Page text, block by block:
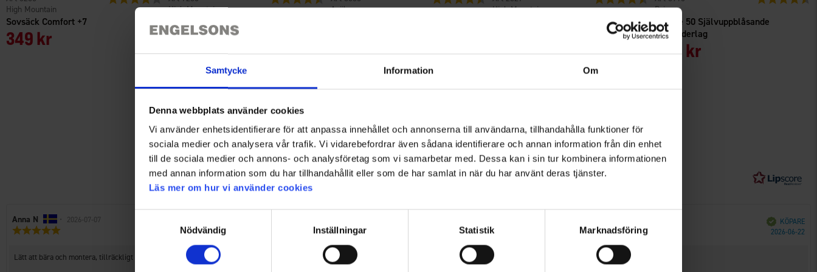
Samtycke Information Om
Denna webbplats använder cookies
Vi använder enhetsidentifierare för att anpassa innehållet och annonserna till användarna, tillhandahålla funktioner för
sociala medier och analysera vår trafik. Vi vidarebefordrar även sådana identifierare och annan information från din enhet
till de sociala medier och annons- och analysföretag som vi samarbetar med. Dessa kan i sin tur kombinera informationen
med annan information som du har tillhandahållit eller som de har samlat in när du har använt deras tjänster.
Läs mer om hur vi använder cookies
Nödvändig
Inställningar Statistik Marknadsföring
Sovsäck Comfort +7
High Mountain
349 kr
Sport- & Resebadlakan 120x60 cm
High Mountain
Från60 kr
Aqiila
175 kr
High Mountain
Deluxe 50 Självuppblåsande
Liggunderlag
Briv
499 kr
3.0
Betyg:
3.0
utav
Baserat på 3 betyg och 3
Recensionsförfattare:
Anna N • Recensionsdatum:
2026-07-07
5
Bekräftad
KÖPARE
2026-06-22
Recensionstext:
Lätt att bära och montera, tillräckligt stabilt att laga mat på och äta etc. Det var lägre än jag tänkte när jag köpte det, men det är lagom ändå!